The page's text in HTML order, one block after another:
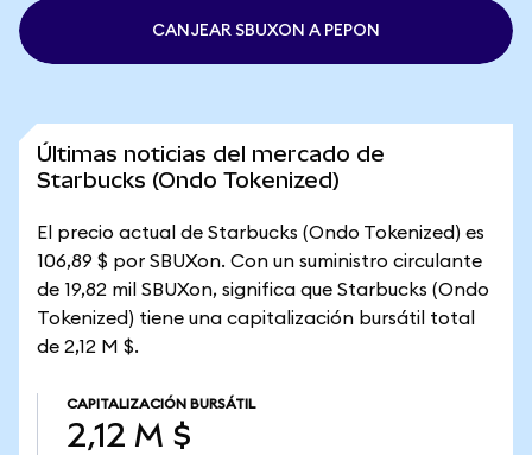
CANJEAR SBUXON A PEPON
Últimas noticias del mercado de
Starbucks (Ondo Tokenized)
El precio actual de Starbucks (Ondo Tokenized) es
106,89 $ por SBUXon. Con un suministro circulante
de 19,82 mil SBUXon, significa que Starbucks (Ondo
Tokenized) tiene una capitalización bursátil total
de 2,12 M $.
CAPITALIZACIÓN BURSÁTIL
2,12 M $